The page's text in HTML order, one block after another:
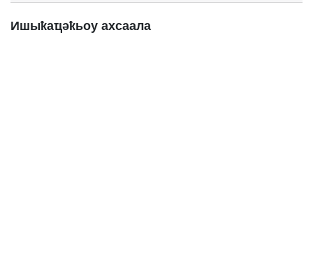
Ишыҟаҵәҟьоу ахсаала